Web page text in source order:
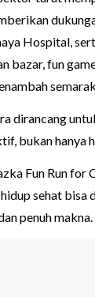
Hospital,
bazar, fun
dirancang
bukan hanya
Fun Run for
sehat bisa
penuh makna.